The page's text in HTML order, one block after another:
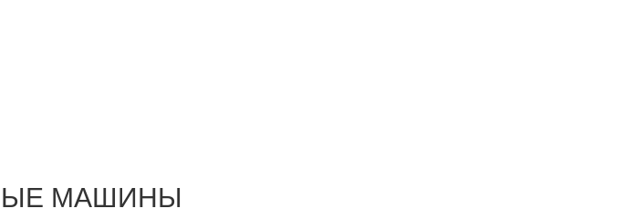
МАШИНЫ